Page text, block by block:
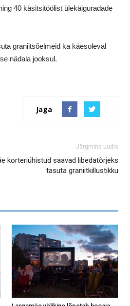
40 käsitsitöölist ülekäiguradade
graniitsõelmeid ka käesoleval
nädala jooksul.
Jaga
Järgmine uudis
korteriühistud saavad libedatõrjeks
tasuta graniitkillustikku